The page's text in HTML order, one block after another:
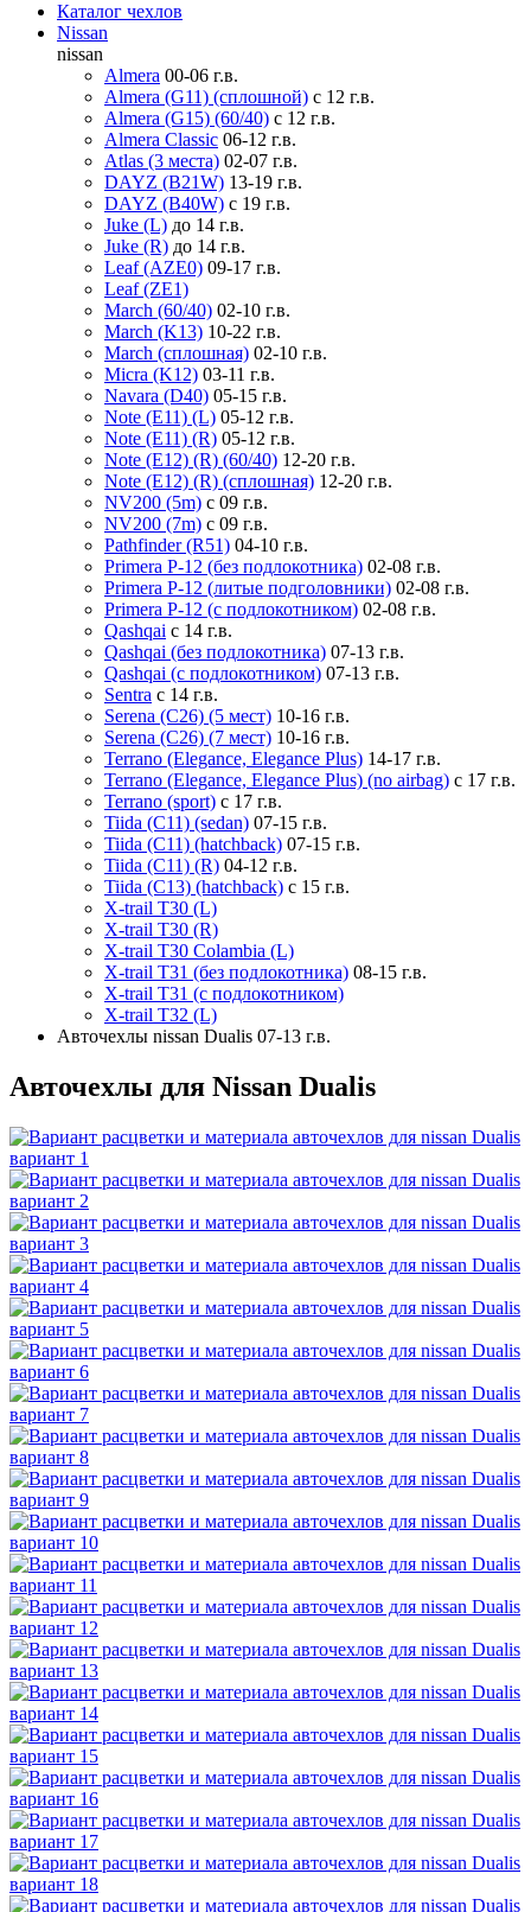
Каталог чехлов
Nissan
nissan
Almera 00-06 г.в.
Almera (G11) (сплошной) с 12 г.в.
Almera (G15) (60/40) с 12 г.в.
Almera Classic 06-12 г.в.
Atlas (3 места) 02-07 г.в.
DAYZ (B21W) 13-19 г.в.
DAYZ (B40W) с 19 г.в.
Juke (L) до 14 г.в.
Juke (R) до 14 г.в.
Leaf (AZE0) 09-17 г.в.
Leaf (ZE1)
March (60/40) 02-10 г.в.
March (K13) 10-22 г.в.
March (сплошная) 02-10 г.в.
Micra (K12) 03-11 г.в.
Navara (D40) 05-15 г.в.
Note (E11) (L) 05-12 г.в.
Note (E11) (R) 05-12 г.в.
Note (E12) (R) (60/40) 12-20 г.в.
Note (E12) (R) (сплошная) 12-20 г.в.
NV200 (5m) с 09 г.в.
NV200 (7m) с 09 г.в.
Pathfinder (R51) 04-10 г.в.
Primera P-12 (без подлокотника) 02-08 г.в.
Primera P-12 (литые подголовники) 02-08 г.в.
Primera P-12 (с подлокотником) 02-08 г.в.
Qashqai с 14 г.в.
Qashqai (без подлокотника) 07-13 г.в.
Qashqai (с подлокотником) 07-13 г.в.
Sentra с 14 г.в.
Serena (C26) (5 мест) 10-16 г.в.
Serena (C26) (7 мест) 10-16 г.в.
Terrano (Elegance, Elegance Plus) 14-17 г.в.
Terrano (Elegance, Elegance Plus) (no airbag) с 17 г.в.
Terrano (sport) с 17 г.в.
Tiida (C11) (sedan) 07-15 г.в.
Tiida (C11) (hatchback) 07-15 г.в.
Tiida (C11) (R) 04-12 г.в.
Tiida (C13) (hatchback) с 15 г.в.
X-trail T30 (L)
X-trail T30 (R)
X-trail T30 Colambia (L)
X-trail T31 (без подлокотника) 08-15 г.в.
X-trail T31 (с подлокотником)
X-trail T32 (L)
Авточехлы nissan Dualis 07-13 г.в.
Авточехлы для Nissan Dualis